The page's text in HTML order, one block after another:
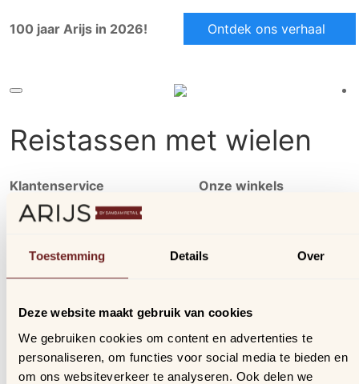
Toestemming Details Over
Deze website maakt gebruik van cookies
We gebruiken cookies om content en advertenties te
personaliseren, om functies voor social media te bieden en
om ons websiteverkeer te analyseren. Ook delen we
100 jaar Arijs in 2026! Ontdek ons verhaal
Reistassen met wielen
Klantenservice
Ons aanbod
Online geschillen
Inloggen
Profiel
Onze winkels